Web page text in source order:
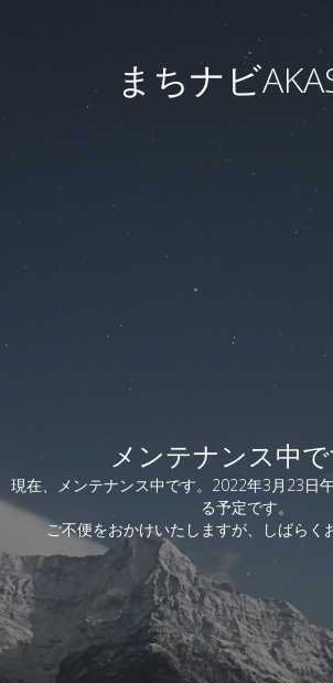
まちナビ
メンテナンス中で
現在、メンテナンス中です。2022年3月23日
る予定です。
ご不便をおかけいたしますが、しばらく